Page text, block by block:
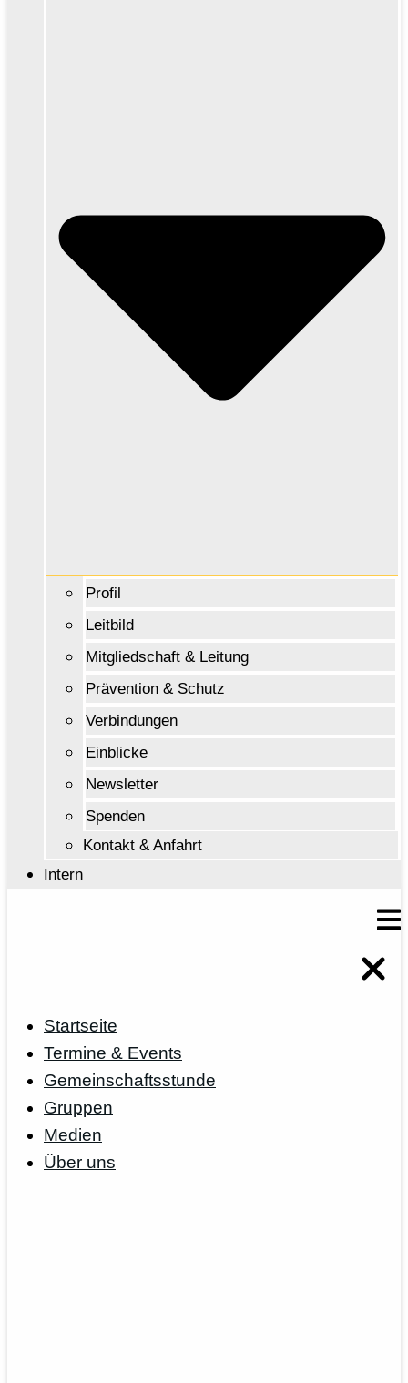
Profil
Leitbild
Mitgliedschaft & Leitung
Prävention & Schutz
Verbindungen
Einblicke
Newsletter
Spenden
Kontakt & Anfahrt
Intern
Startseite
Termine & Events
Gemeinschaftsstunde
Gruppen
Medien
Über uns